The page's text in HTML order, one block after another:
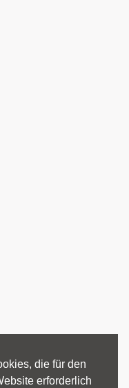
die für den
erforderlich